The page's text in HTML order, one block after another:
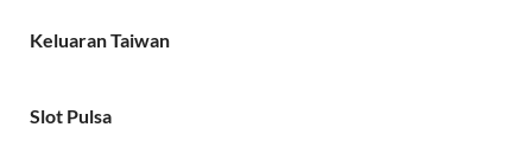
Keluaran Taiwan
Slot Pulsa